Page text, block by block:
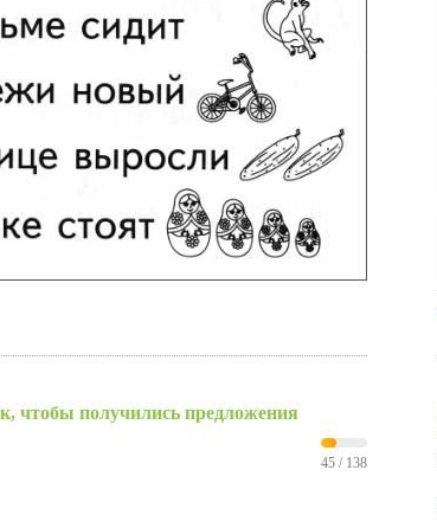
чтобы получились предложения
45 / 138